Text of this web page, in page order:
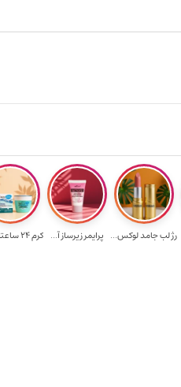
ارسال رایگان برای خرید ۳.۵
رژ لب جامد لوکس... پرایمر زیرساز آ... کرم 24 ساعته صو...